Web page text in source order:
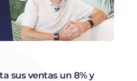
sus ventas un 8% y